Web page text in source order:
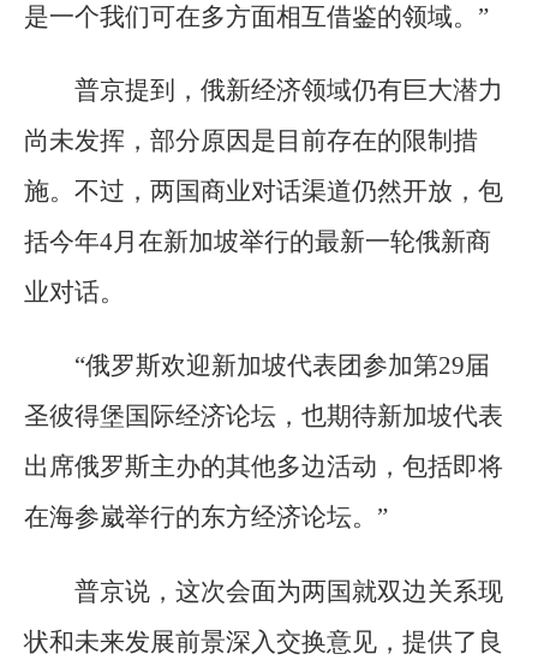
是一个我们可在多方面相互借鉴的领域。”
普京提到，俄新经济领域仍有巨大潜力
尚未发挥，部分原因是目前存在的限制措
施。不过，两国商业对话渠道仍然开放，包
括今年4月在新加坡举行的最新一轮俄新商
业对话。
“俄罗斯欢迎新加坡代表团参加第29届
圣彼得堡国际经济论坛，也期待新加坡代表
出席俄罗斯主办的其他多边活动，包括即将
在海参崴举行的东方经济论坛。”
普京说，这次会面为两国就双边关系现
状和未来发展前景深入交换意见，提供了良